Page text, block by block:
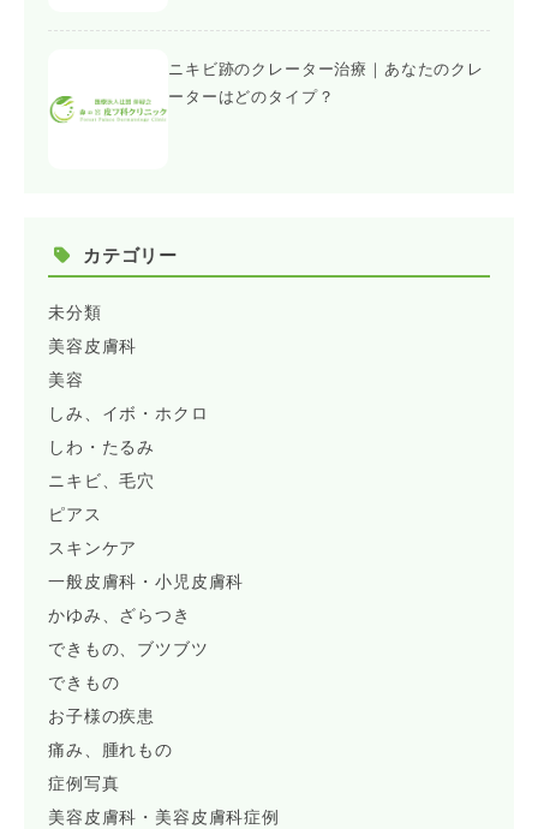
ニキビ跡のクレーター治療｜あなたのクレ
ーターはどのタイプ？
カテゴリー
未分類
美容皮膚科
美容
しみ、イボ・ホクロ
しわ・たるみ
ニキビ、毛穴
ピアス
スキンケア
一般皮膚科・小児皮膚科
かゆみ、ざらつき
できもの、ブツブツ
できもの
お子様の疾患
痛み、腫れもの
症例写真
美容皮膚科・美容皮膚科症例